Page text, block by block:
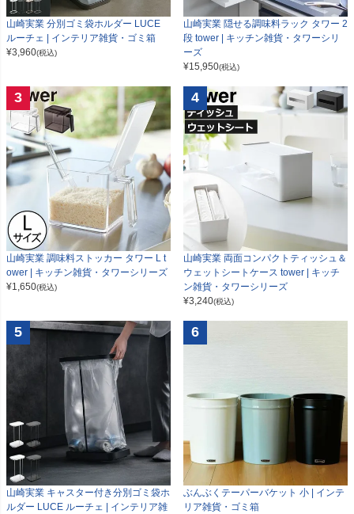
山崎実業 分別ゴミ袋ホルダー LUCE
ルーチェ | インテリア雑貨・ゴミ箱
¥3,960(税込)
山崎実業 隠せる調味料ラック タワー 2
段 tower | キッチン雑貨・タワーシリ
ーズ
¥15,950(税込)
3
山崎実業 調味料ストッカー タワー L t
ower | キッチン雑貨・タワーシリーズ
¥1,650(税込)
4
山崎実業 両面コンパクトティッシュ＆
ウェットシートケース tower | キッチ
ン雑貨・タワーシリーズ
¥3,240(税込)
5
山崎実業 キャスター付き分別ゴミ袋ホ
ルダー LUCE ルーチェ | インテリア雑
6
ぶんぶくテーパーバケット 小 | インテ
リア雑貨・ゴミ箱